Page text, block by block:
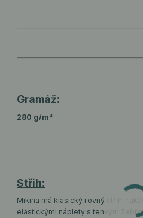
Gramáž:
280 g/m²
Střih:
Mikina má klasický rovný střih,
elastickými náplety s tenkým